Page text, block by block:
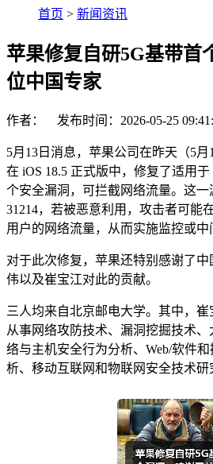
首页 > 新闻资讯
苹果修复自研5G基带首
位中国专家
作者： 发布时间：2026-05-25
5月13日消息，苹果公司在昨天（5月
在 iOS 18.5 正式版中，修复了适用于
个安全漏洞，可拦截网络流量。这一
31214，若被恶意利用，攻击者可能
用户的网络流量，从而实施监控或中
对于此次修复，苹果还特别感谢了
伟以及崔宝江对此的贡献。
三人均来自北京邮电大学。其中，
从事网络攻防技术、漏洞挖掘技术
络与主机安全行为分析、Web/软件
析、移动互联网和物联网安全技术研